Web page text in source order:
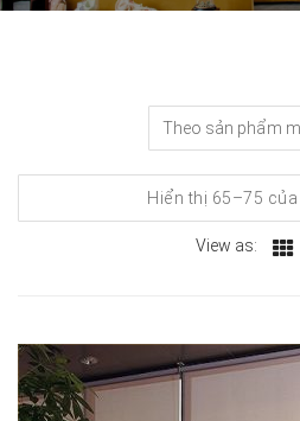
Hiển thị 65–75
View as: